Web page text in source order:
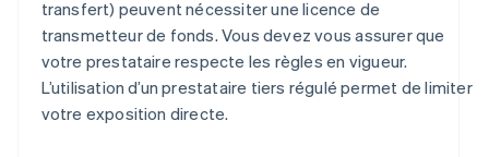
transfert) peuvent nécessiter une licence de
transmetteur de fonds. Vous devez vous assurer que
votre prestataire respecte les règles en vigueur.
L’utilisation d’un prestataire tiers régulé permet de limiter
votre exposition directe.